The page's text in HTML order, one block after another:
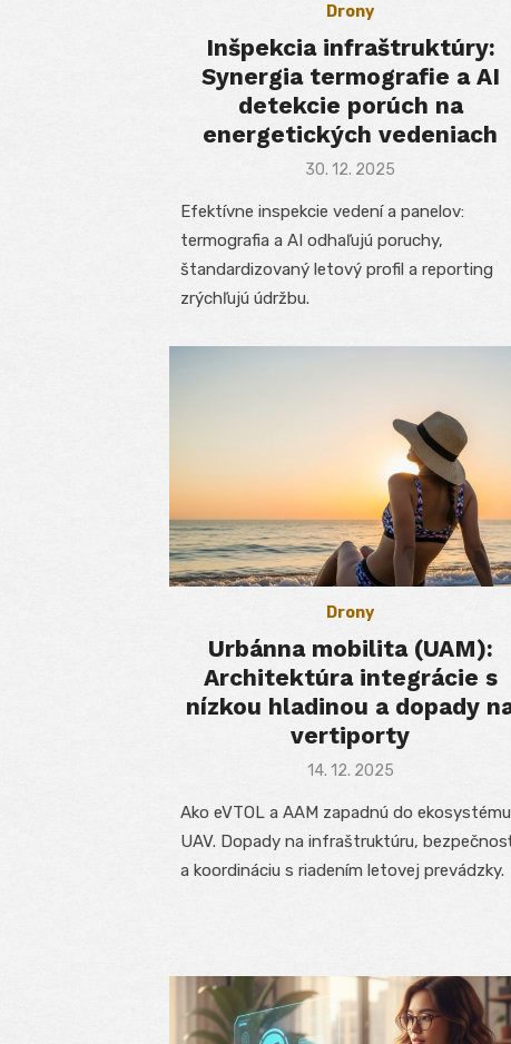
Drony
Inšpekcia infraštruktúry:
Synergia termografie a AI
detekcie porúch na
energetických vedeniach
Posted
30. 12. 2025
Efektívne inspekcie vedení a panelov:
termografia a AI odhaľujú poruchy,
štandardizovaný letový profil a reporting
zrýchľujú údržbu.
Drony
Urbánna mobilita (UAM):
Architektúra integrácie s
nízkou hladinou a dopady
vertiporty
Posted
14. 12. 2025
Ako eVTOL a AAM zapadnú do ekosystému
UAV. Dopady na infraštruktúru,
a koordináciu s riadením letovej prevádzky.